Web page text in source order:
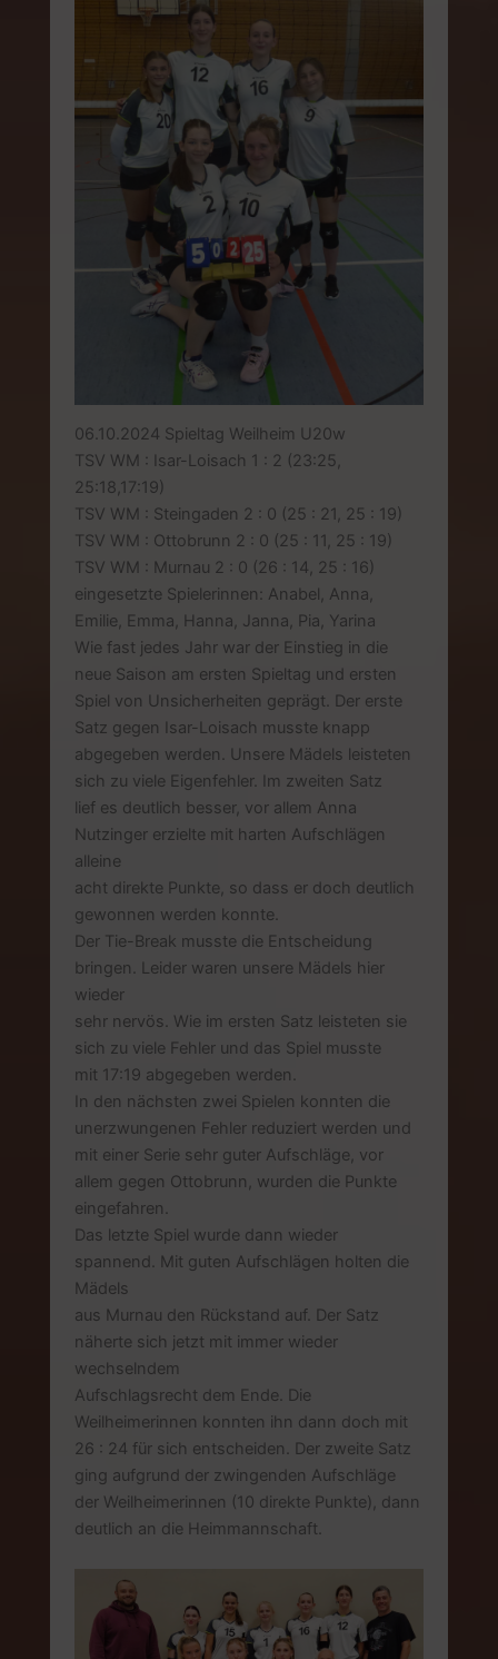
06.10.2024 Spieltag Weilheim U20w
TSV WM : Isar-Loisach 1 : 2 (23:25,
25:18,17:19)
TSV WM : Steingaden 2 : 0 (25 : 21, 25 : 19)
TSV WM : Ottobrunn 2 : 0 (25 : 11, 25 : 19)
TSV WM : Murnau 2 : 0 (26 : 14, 25 : 16)
eingesetzte Spielerinnen: Anabel, Anna,
Emilie, Emma, Hanna, Janna, Pia, Yarina
Wie fast jedes Jahr war der Einstieg in die
neue Saison am ersten Spieltag und ersten
Spiel von Unsicherheiten geprägt. Der erste
Satz gegen Isar-Loisach musste knapp
abgegeben werden. Unsere Mädels leisteten
sich zu viele Eigenfehler. Im zweiten Satz
lief es deutlich besser, vor allem Anna
Nutzinger erzielte mit harten Aufschlägen
alleine
acht direkte Punkte, so dass er doch deutlich
gewonnen werden konnte.
Der Tie-Break musste die Entscheidung
bringen. Leider waren unsere Mädels hier
wieder
sehr nervös. Wie im ersten Satz leisteten sie
sich zu viele Fehler und das Spiel musste
mit 17:19 abgegeben werden.
In den nächsten zwei Spielen konnten die
unerzwungenen Fehler reduziert werden und
mit einer Serie sehr guter Aufschläge, vor
allem gegen Ottobrunn, wurden die Punkte
eingefahren.
Das letzte Spiel wurde dann wieder
spannend. Mit guten Aufschlägen holten die
Mädels
aus Murnau den Rückstand auf. Der Satz
näherte sich jetzt mit immer wieder
wechselndem
Aufschlagsrecht dem Ende. Die
Weilheimerinnen konnten ihn dann doch mit
26 : 24 für sich entscheiden. Der zweite Satz
ging aufgrund der zwingenden Aufschläge
der Weilheimerinnen (10 direkte Punkte), dann
deutlich an die Heimmannschaft.